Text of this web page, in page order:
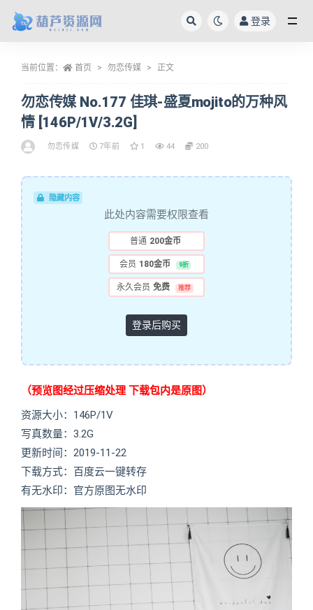
登录
当前位置： 首页 勿恋传媒 正文
勿恋传媒 No.177 佳琪-盛夏mojito的万种风
情 [146P/1V/3.2G]
勿恋传媒 7年前 1 44 200
隐藏内容
此处内容需要权限查看
普通 200金币
会员 180金币 9折
永久会员 免费 推荐
登录后购买
（预览图经过压缩处理 下载包内是原图）
资源大小：146P/1V
写真数量：3.2G
更新时间：2019-11-22
下载方式：百度云一键转存
有无水印：官方原图无水印